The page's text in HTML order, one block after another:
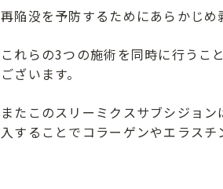
再陥没を予防するためにあらかじめ
これらの3つの施術を同時に行うこ
ございます。
またこのスリーミクスサブシジョ
入することでコラーゲンやエラス